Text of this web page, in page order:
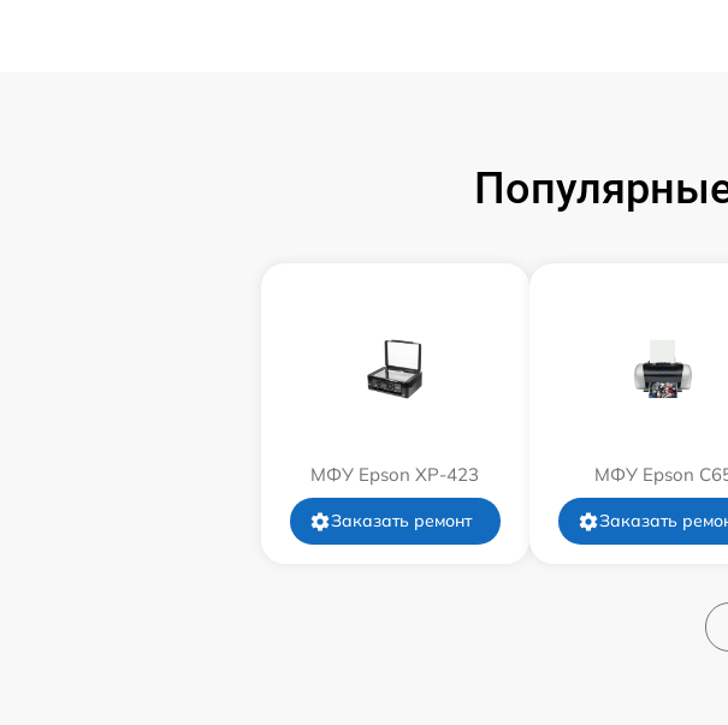
МФУ Epson XP-423
Заказать ремонт
МФУ Epson
Заказать